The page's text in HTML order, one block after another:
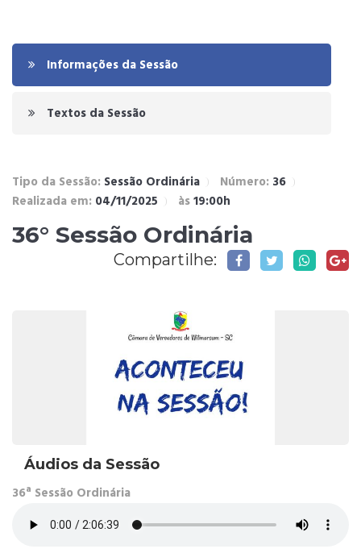
Informações da Sessão
Textos da Sessão
Tipo da Sessão: Sessão Ordinária Número: 36
Realizada em: 04/11/2025 às19:00h
36° Sessão Ordinária
Compartilhe:
Áudios da Sessão
36ª Sessão Ordinária